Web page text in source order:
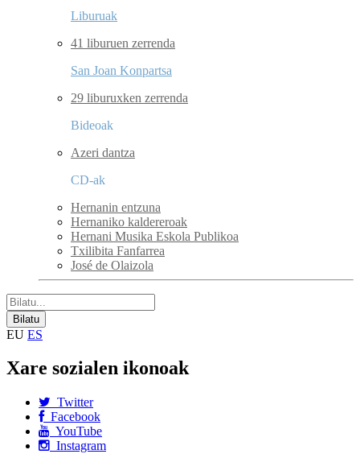
Liburuak
41 liburuen zerrenda
San Joan Konpartsa
29 liburuxken zerrenda
Bideoak
Azeri dantza
CD-ak
Hernanin entzuna
Hernaniko kaldereroak
Hernani Musika Eskola Publikoa
Txilibita Fanfarrea
José de Olaizola
EU ES
Xare sozialen ikonoak
Twitter
Facebook
YouTube
Instagram